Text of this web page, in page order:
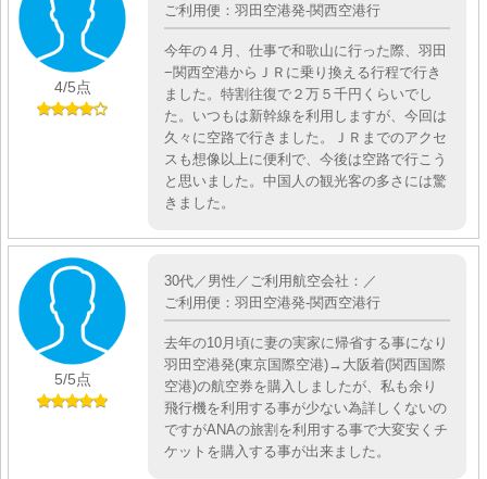
4/5点
ご利用便：羽田空港発-関西空港行
今年の４月、仕事で和歌山に行った際、羽田
−関西空港からＪＲに乗り換える行程で行き
ました。特割往復で２万５千円くらいでし
た。いつもは新幹線を利用しますが、今回は
久々に空路で行きました。ＪＲまでのアクセ
スも想像以上に便利で、今後は空路で行こう
と思いました。中国人の観光客の多さには驚
きました。
5/5点
30代／男性／ご利用航空会社：／
ご利用便：羽田空港発-関西空港行
去年の10月頃に妻の実家に帰省する事になり
羽田空港発(東京国際空港)→大阪着(関西国際
空港)の航空券を購入しましたが、私も余り
飛行機を利用する事が少ない為詳しくないの
ですがANAの旅割を利用する事で大変安くチ
ケットを購入する事が出来ました。